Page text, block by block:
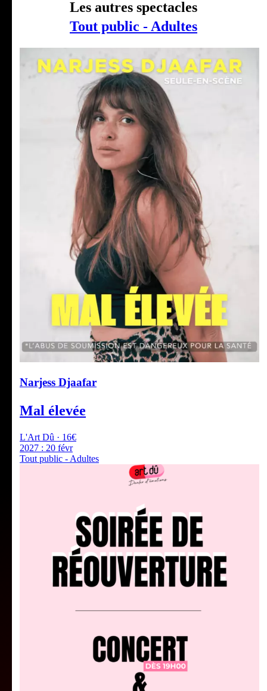
Les autres spectacles
Tout public - Adultes
Narjess Djaafar
Mal élevée
L'Art Dû · 16€
2027 : 20 févr
Tout public - Adultes